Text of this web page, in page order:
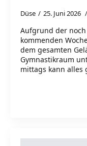
Düse 25. Juni 2026
Aufgrund der
kommenden
dem gesamten
Gymnastikraum
mittags kann alles